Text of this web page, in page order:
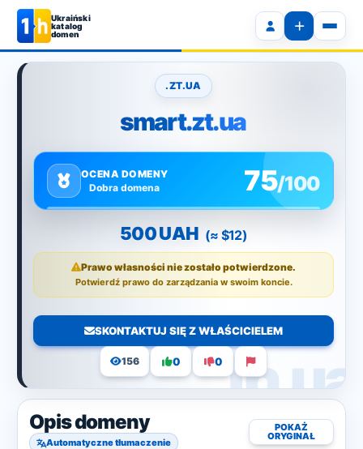
Ukraiński
katalog
domen
.ZT.UA
smart.zt.ua
OCENA DOMENY
Dobra domena
75/100
500 UAH (≈ $12)
Prawo własności nie zostało potwierdzone.
Potwierdź prawo do zarządzania w swoim koncie.
SKONTAKTUJ SIĘ Z WŁAŚCICIELEM
156 0 0
Opis domeny
Automatyczne tłumaczenie
POKAŻ
ORYGINAŁ